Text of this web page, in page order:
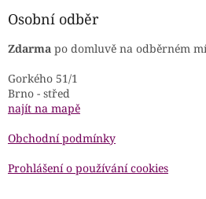
Osobní odběr
Zdarma po domluvě na odběrném
Gorkého 51/1
Brno - střed
najít na mapě
Obchodní podmínky
Prohlášení o používání cookies